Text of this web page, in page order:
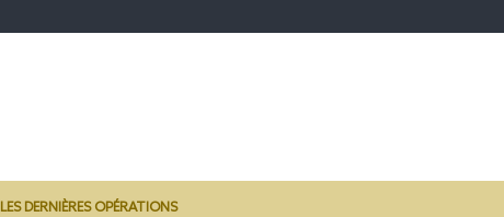
LES DERNIÈRES OPÉRATIONS